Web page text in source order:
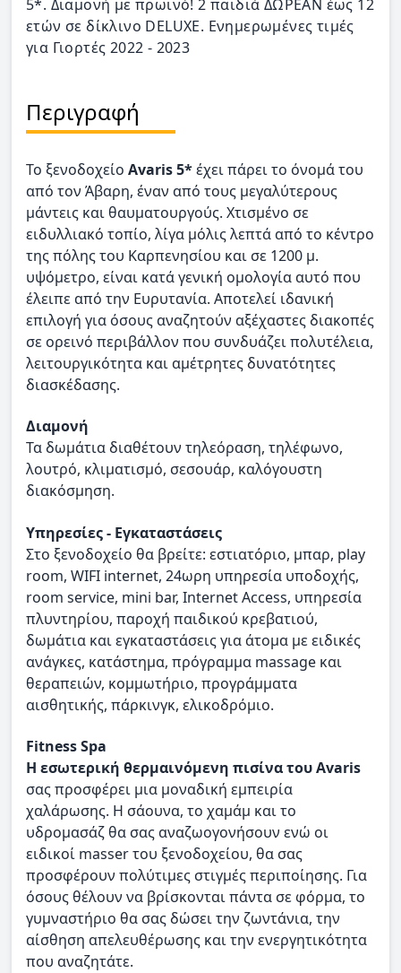
5*. Διαμονή με πρωινό! 2 παιδιά ΔΩΡΕΑΝ έως 12
ετών σε δίκλινο DELUXE. Ενημερωμένες τιμές
για Γιορτές 2022 - 2023
Περιγραφή
Το ξενοδοχείο Avaris 5*έχει πάρει το όνομά του
από τον Άβαρη, έναν από τους μεγαλύτερους
μάντεις και θαυματουργούς. Χτισμένο σε
ειδυλλιακό τοπίο, λίγα μόλις λεπτά από το κέντρο
της πόλης του Καρπενησίου και σε 1200 μ.
υψόμετρο, είναι κατά γενική ομολογία αυτό που
έλειπε από την Ευρυτανία. Αποτελεί ιδανική
επιλογή για όσους αναζητούν αξέχαστες διακοπές
σε ορεινό περιβάλλον που συνδυάζει πολυτέλεια,
λειτουργικότητα και αμέτρητες δυνατότητες
διασκέδασης.
Διαμονή
Τα δωμάτια διαθέτουν τηλεόραση, τηλέφωνο,
λουτρό, κλιματισμό, σεσουάρ, καλόγουστη
διακόσμηση.
Υπηρεσίες - Εγκαταστάσεις
Στο ξενοδοχείο θα βρείτε: εστιατόριο, μπαρ, play
room, WIFI internet, 24ωρη υπηρεσία υποδοχής,
room service, mini bar, Internet Access, υπηρεσία
πλυντηρίου, παροχή παιδικού κρεβατιού,
δωμάτια και εγκαταστάσεις για άτομα με ειδικές
ανάγκες, κατάστημα, πρόγραμμα massage και
θεραπειών, κομμωτήριο, προγράμματα
αισθητικής, πάρκινγκ, ελικοδρόμιο.
Fitness Spa
Η εσωτερική θερμαινόμενη πισίνα του Avaris
σας προσφέρει μια μοναδική εμπειρία
χαλάρωσης. Η σάουνα, το χαμάμ και το
υδρομασάζ θα σας αναζωογονήσουν ενώ οι
ειδικοί masser του ξενοδοχείου, θα σας
προσφέρουν πολύτιμες στιγμές περιποίησης. Για
όσους θέλουν να βρίσκονται πάντα σε φόρμα, το
γυμναστήριο θα σας δώσει την ζωντάνια, την
αίσθηση απελευθέρωσης και την ενεργητικότητα
που αναζητάτε.